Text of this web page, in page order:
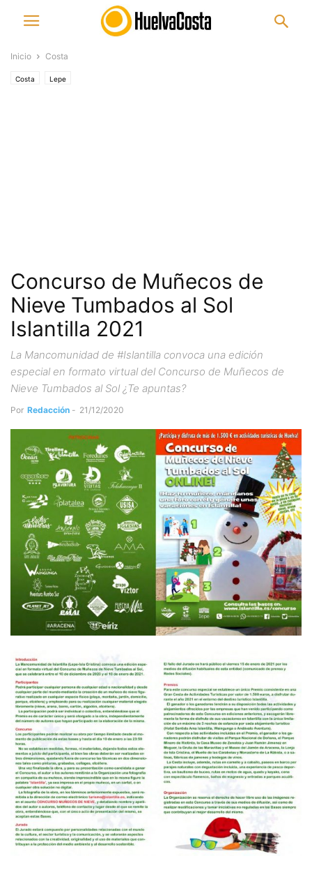
Inicio Costa
Costa Lepe
Concurso de Muñecos de
Nieve Tumbados al Sol
Islantilla 2021
La Mancomunidad de #Islantilla convoca una edición
especial en formato virtual del Concurso de Muñecos de
Nieve Tumbados al Sol ¿Te apuntas?
Por Redacción - 21/12/2020